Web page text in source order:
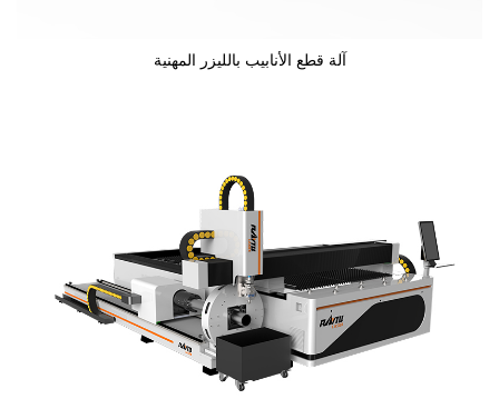
آلة قطع الأنابيب بالليزر المهنية